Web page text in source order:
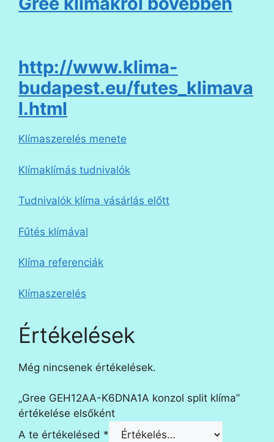
http://www.klima-
budapest.eu/futes_klimava
l.html
Klímaszerelés menete
Klímaklímás tudnivalók
Tudnivalók klíma vásárlás előtt
Fűtés klímával
Klíma referenciák
Klímaszerelés
Értékelések
Még nincsenek értékelések.
„Gree GEH12AA-K6DNA1A konzol split klíma”
értékelése elsőként
A te értékelésed *